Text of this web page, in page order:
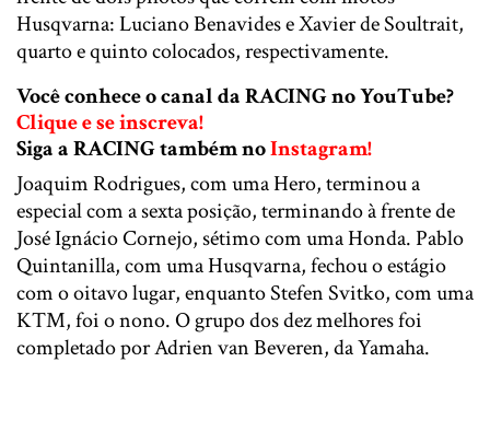
Husqvarna: Luciano Benavides e Xavier de Soultrait,
quarto e quinto colocados, respectivamente.
Você conhece o canal da RACING no YouTube?
Clique e se inscreva!
Siga a RACING também noInstagram!
Joaquim Rodrigues, com uma Hero, terminou a
especial com a sexta posição, terminando à frente de
José Ignácio Cornejo, sétimo com uma Honda. Pablo
Quintanilla, com uma Husqvarna, fechou o estágio
com o oitavo lugar, enquanto Stefen Svitko, com uma
KTM, foi o nono. O grupo dos dez melhores foi
completado por Adrien van Beveren, da Yamaha.